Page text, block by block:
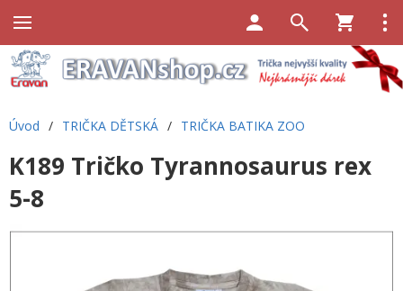
Úvod / TRIČKA DĚTSKÁ / TRIČKA BATIKA ZOO
K189 Tričko Tyrannosaurus rex
5-8